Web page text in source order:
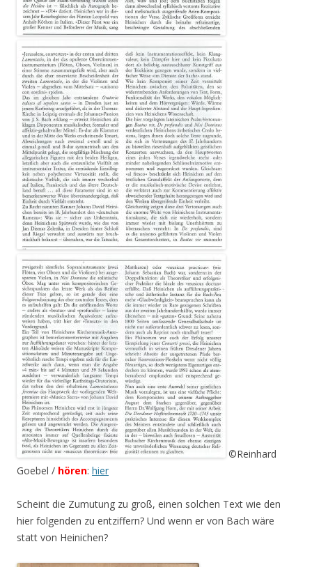
©Reinhard
Goebel / hören: hier
Scheint die Zumutung zu groß, einen solchen Text wie den
hier folgenden zu entziffern? Und wenn er von Bach wäre
statt von Heinichen?